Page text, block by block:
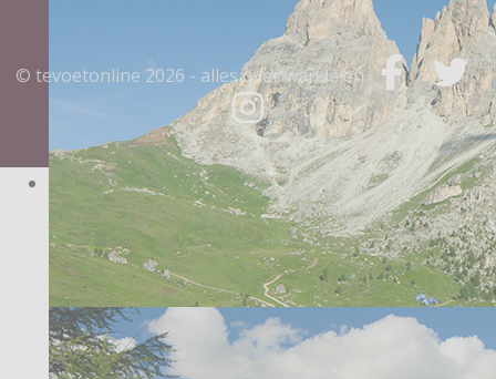
© tevoetonline 2026 - alles over wandelen